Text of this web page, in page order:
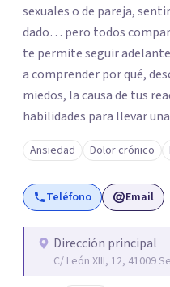
sexuales o de pareja,
dado… pero todos
te permite seguir
a comprender por qué,
miedos, la causa de tus
habilidades para llevar una
satisfactoria. Aún sin
llegar a bloquearte,
desarrollo personal y
a que trabajemos tus
Ansiedad Dolor crónico
Teléfono Email
Dirección principal
C/ León XIII, 12, 41009